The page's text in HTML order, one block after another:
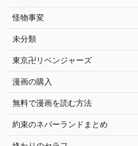
怪物事変
未分類
東京卍リベンジャーズ
漫画の購入
無料で漫画を読む方法
約束のネバーランドまとめ